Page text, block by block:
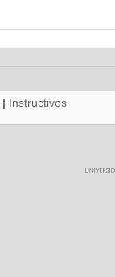
| Instructivos